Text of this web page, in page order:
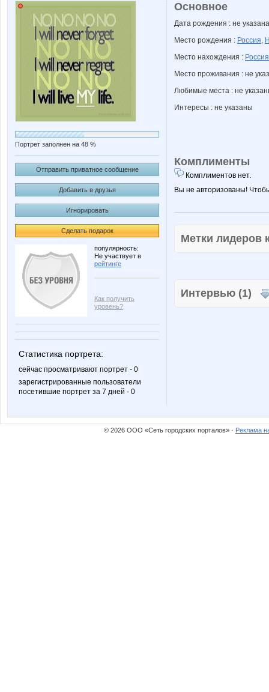
Портрет заполнен на 48 %
Отправить приватное сообщение
Добавить в друзья
Игнорировать
Сделать подарок
популярность:
Не участвует в
рейтинге
Как получить
уровень?
Статистика портрета:
сейчас просматривают портрет - 0
зарегистрированные пользователи
посетившие портрет за 7 дней - 0
Основное
Дата рождения : не указана
Место рождения : Россия,
Место нахождения : Россия
Место проживания : не
Любимые места : не
Интересы : не указаны
Комплименты
Комплиментов нет.
Вы не авторизованы!
Метки
Интервью (1)
© 2026 ООО «Сеть городских порталов» · Реклама